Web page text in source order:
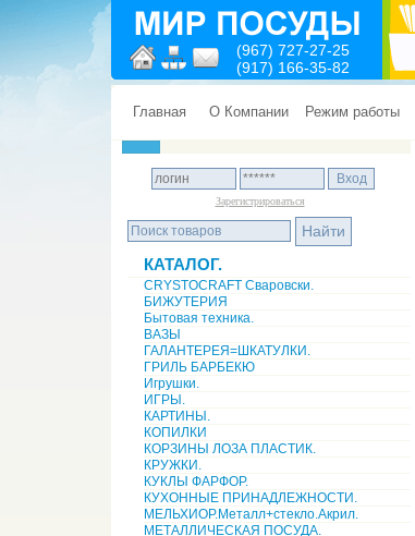
(967) 727-27-25
(917) 166-35-82
Главная О Компании Режим работы
Зарегистрироваться
КАТАЛОГ.
CRYSTOCRAFT Сваровски.
БИЖУТЕРИЯ
Бытовая техника.
ВАЗЫ
ГАЛАНТЕРЕЯ=ШКАТУЛКИ.
ГРИЛЬ БАРБЕКЮ
Игрушки.
ИГРЫ.
КАРТИНЫ.
КОПИЛКИ
КОРЗИНЫ ЛОЗА ПЛАСТИК.
КРУЖКИ.
КУКЛЫ ФАРФОР.
КУХОННЫЕ ПРИНАДЛЕЖНОСТИ.
МЕЛЬХИОР.Металл+стекло.Акрил.
МЕТАЛЛИЧЕСКАЯ ПОСУДА.